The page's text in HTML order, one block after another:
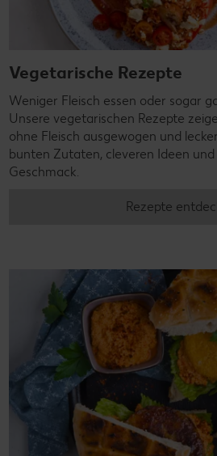
Vegetarische Rezepte
Weniger Fleisch essen oder sogar
Unsere vegetarischen Rezepte
ohne Fleisch ausgewogen und
bunten Zutaten, cleveren Ideen
Geschmack.
Rezepte